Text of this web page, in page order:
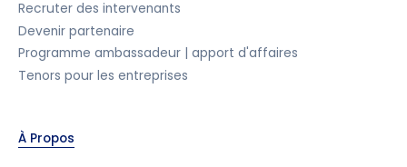
Recruter des intervenants
Devenir partenaire
Programme ambassadeur | apport d'affaires
Tenors pour les entreprises
À Propos